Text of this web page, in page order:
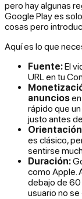
pero hay algunas
Google Play es
cosas pero
Aquí es lo que
Fuente:El
URL en tu
anuncios
rápido que
justo antes
es clásico,
sentirse
Duración:
como Apple.
debajo de 60
usuario no se